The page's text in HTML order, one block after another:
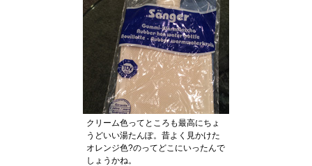
クリーム色ってところも最高にちょ
うどいい湯たんぽ。昔よく見かけた
オレンジ色?のってどこにいったんで
しょうかね。